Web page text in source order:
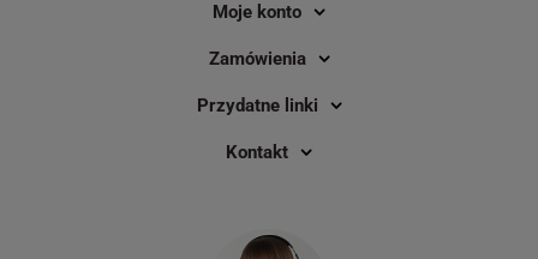
wymagających specjalistów to Brother
P-touch E550W. Uznaliśmy jednak, że
przedstawiające produkt, nie będą tak
drukarki E550W w środowisku pracy, do
Moje konto
Zamówienia
Przydatne linki
Kontakt